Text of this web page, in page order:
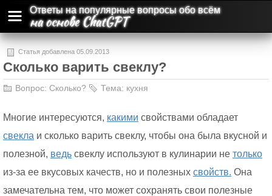
Ответы на популярные вопросы обо всём
на основе ChatGPT
Статья добавлена 05.09.2013
Сколько варить свеклу?
Вопрос: Сколько? Тема: кухня
Многие интересуются, какими свойствами обладает
свекла и сколько варить свеклу, чтобы она была вкусной и
полезной, ведь свеклу используют в кулинарии не только
из-за ее вкусовых качеств, но и полезных свойств. Она
замечательна тем, что может сохранять свои полезные